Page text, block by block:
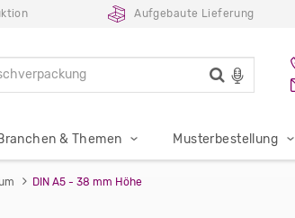
Aufgebaute Lieferung
& Themen Musterbestellung
DIN A5 - 38 mm Höhe